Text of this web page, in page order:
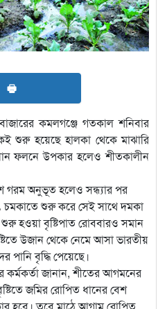
🖶
কমলগঞ্জে গতকাল শনিবার
শুরু হয়েছে হালকা থেকে মাঝারি
ধান ফলনে উপকার হলেও শীতকালীন
গরম অনুভূত হলেও সন্ধ্যার পর
শুরু করে সেই সাথে দমকা
হওয়া বৃষ্টিপাত রোববারও সমান
উজান থেকে নেমে আসা ভারতীয়
পানি বৃদ্ধি পেয়েছে।
জানান, শীতের আগমনের
জমির রোপিত ধানের বেশ